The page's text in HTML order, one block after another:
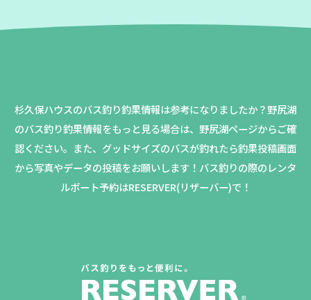
杉久保ハウスのバス釣り釣果情報は参考になりましたか？野尻湖
のバス釣り釣果情報をもっと見る場合は、野尻湖ページからご確
認ください。 また、グッドサイズのバスが釣れたら釣果投稿画面
から写真やデータの投稿をお願いします！バス釣りの際のレンタ
ルボート予約はRESERVER(リザーバー)で！